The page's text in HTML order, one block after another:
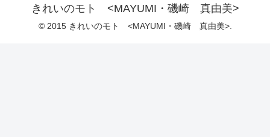
きれいのモト <MAYUMI・磯崎 真由美>
© 2015 きれいのモト <MAYUMI・磯崎 真由美>.